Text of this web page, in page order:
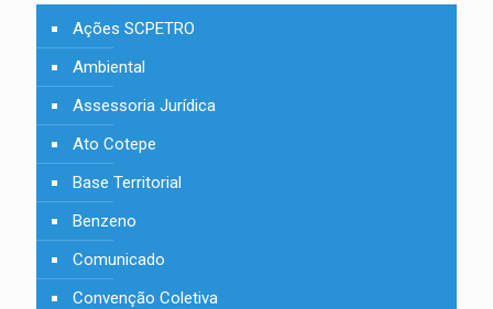
Ações SCPETRO
Ambiental
Assessoria Jurídica
Ato Cotepe
Base Territorial
Benzeno
Comunicado
Convenção Coletiva